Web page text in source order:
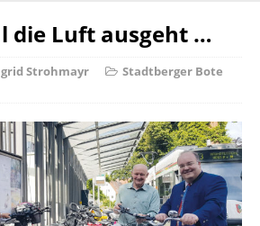
die Luft ausgeht …
Strohmayr Stadtberger Bote